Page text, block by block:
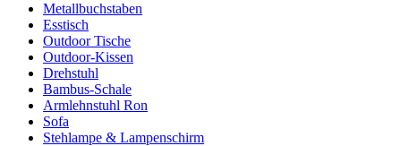
Metallbuchstaben
Esstisch
Outdoor Tische
Outdoor-Kissen
Drehstuhl
Bambus-Schale
Armlehnstuhl Ron
Sofa
Stehlampe & Lampenschirm